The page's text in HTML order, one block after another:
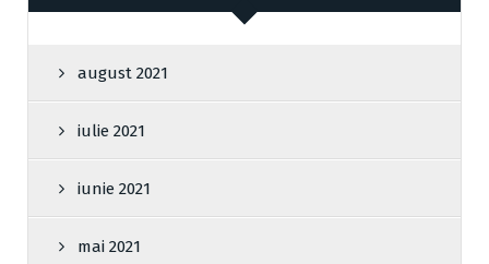
august 2021
iulie 2021
iunie 2021
mai 2021